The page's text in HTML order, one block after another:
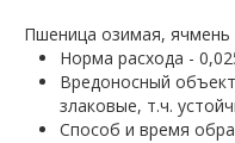
Пшеница озимая,
Норма расхода -
Вредоносный
злаковые, т.ч.
Способ и время